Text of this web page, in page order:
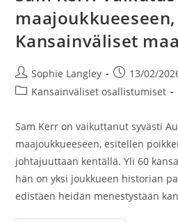
maajoukkueeseen,
Kansainväliset
Post
author:
Sophie Langley
Post
published:
13/02/
PostKansainväliset osallistumiset
Sam Kerr on vaikuttanut syvästi
maajoukkueeseen, esitellen
johtajuuttaan kentällä. Yli 60
hän on yksi joukkueen historian
edistäen heidän menestystään